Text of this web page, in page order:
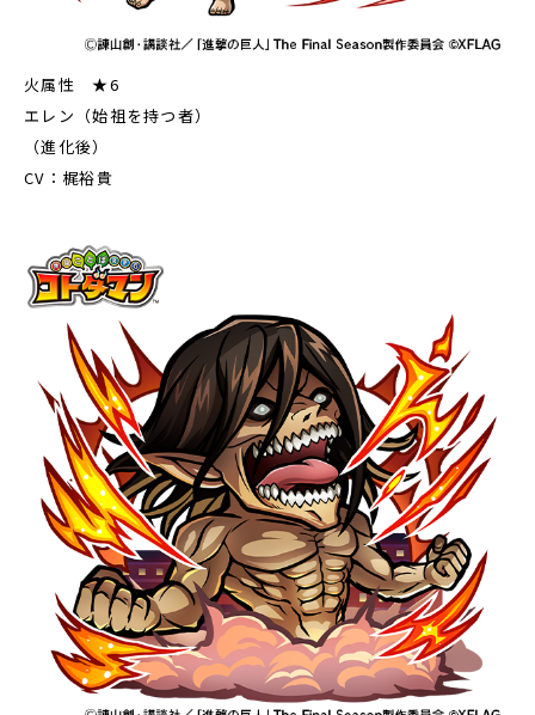
火属性 ★6
エレン（始祖を持つ者）
（進化後）
CV：梶裕貴